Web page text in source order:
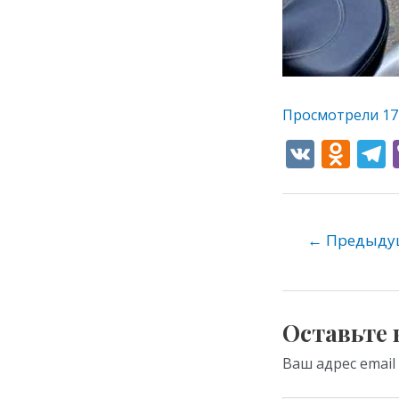
Просмотрели
V O
o
as
s
ni
ki
←
Ваш адрес email